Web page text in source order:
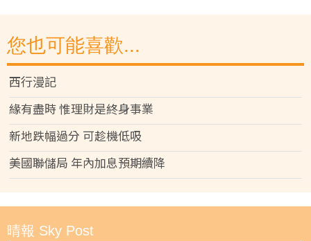
您也可能喜歡...
西行漫記
緣有盡時 惟理財是終身事業
新地跌幅過分 可趁機低吸
美國聯儲局 年內加息預期續降
晴報 Sky Post